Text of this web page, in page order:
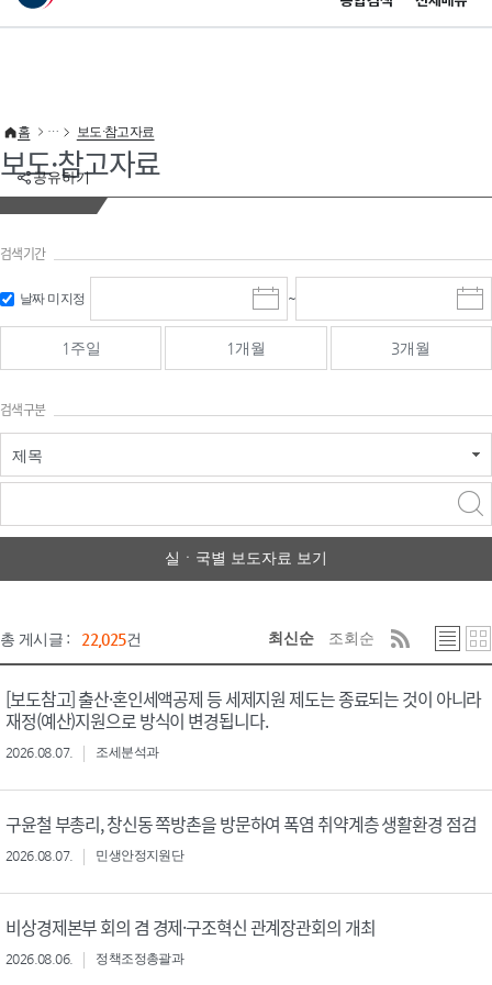
이 누리집은 대한민국 공식 전자정부 누리집입니다.
공유하기
홈 보도·참고자료
보도·참고자료
검색기간
날짜 미지정
시
작
일
선
~
종
료
선
1주일 1개월 3개월
검색구분
제목
실ㆍ국별 보도자료 보기
총 게시글 : 22,025건 최신순 조회순
[보도참고] 출산·혼인세액공제 등 세제지원 제도는 종료되는 것이 아니라
재정(예산)지원으로 방식이 변경됩니다.
2026.08.07. 조세분석과
구윤철 부총리, 창신동 쪽방촌을 방문하여 폭염 취약계층 생활환경 점검
2026.08.07. 민생안정지원단
비상경제본부 회의 겸 경제·구조혁신 관계장관회의 개최
2026.08.06. 정책조정총괄과